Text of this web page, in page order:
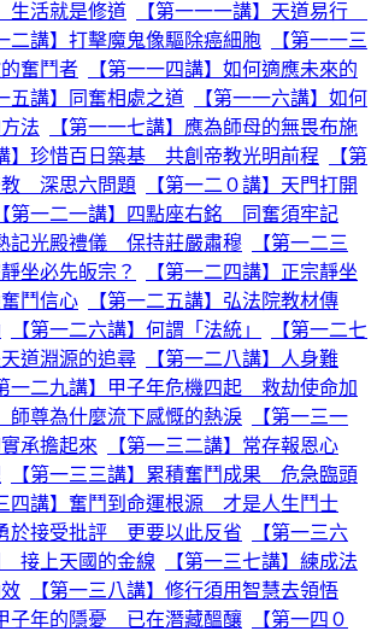
生活就是修道
【第一一一講】天道易行
二講】打擊魔鬼像驅除癌細胞
【第一一三
奮鬥者
【第一一四講】如何適應未來的
五講】同奮相處之道
【第一一六講】如何
法
【第一一七講】應為師母的無畏布施
】珍惜百日築基 共創帝教光明前程
【第
教 深思六問題
【第一二０講】天門打開
【第一二一講】四點座右銘 同奮須牢記
記光殿禮儀 保持莊嚴肅穆
【第一二三
坐必先皈宗？
【第一二四講】正宗靜坐
鬥信心
【第一二五講】弘法院教材傳
【第一二六講】何謂「法統」
【第一二七
道淵源的追尋
【第一二八講】人身難
一二九講】甲子年危機四起 救劫使命加
師尊為什麼流下感慨的熱淚
【第一三一
承擔起來
【第一三二講】常存報恩心
【第一三三講】累積奮鬥成果 危急臨頭
四講】奮鬥到命運根源 才是人生鬥士
於接受批評 更要以此反省
【第一三六
接上天國的金線
【第一三七講】練成法
【第一三八講】修行須用智慧去領悟
子年的隱憂 已在潛藏醞釀
【第一四０